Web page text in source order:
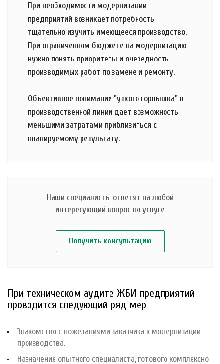
При необходимости модернизации
предприятий возникает потребность
тщательно изучить имеющееся производство.
При ограниченном бюджете на модернизацию
нужно понять приоритеты и очередность
производимых работ по замене и ремонту.
Объективное понимание "узкого горлышка" в
производственной линии дает возможность
меньшими затратами приблизиться с
планируемому результату.
Наши специалисты ответят на любой
интересующий вопрос по услуге
Получить консультацию
При техническом аудите ЖБИ предприятий
проводится следующий ряд мер
Знакомство с пожеланиями заказчика к модернизации
производства.
Назначение опытного специалиста, готового комплексно